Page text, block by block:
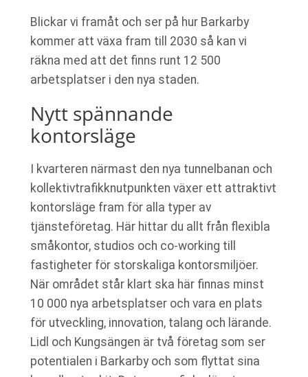
Blickar vi framåt och ser på hur Barkarby
kommer att växa fram till 2030 så kan vi
räkna med att det finns runt 12 500
arbetsplatser i den nya staden.
Nytt spännande
kontorsläge
I kvarteren närmast den nya tunnelbanan och
kollektivtrafikknutpunkten växer ett attraktivt
kontorsläge fram för alla typer av
tjänsteföretag. Här hittar du allt från flexibla
småkontor, studios och co-working till
fastigheter för storskaliga kontorsmiljöer.
När området står klart ska här finnas minst
10 000 nya arbetsplatser och vara en plats
för utveckling, innovation, talang och lärande.
Lidl och Kungsängen är två företag som ser
potentialen i Barkarby och som flyttat sina